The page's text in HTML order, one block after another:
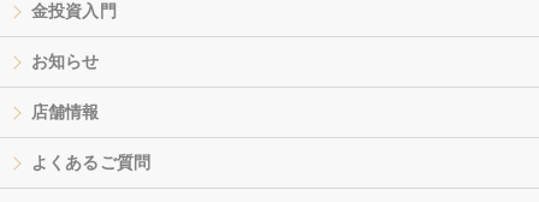
金投資入門
お知らせ
店舗情報
よくあるご質問